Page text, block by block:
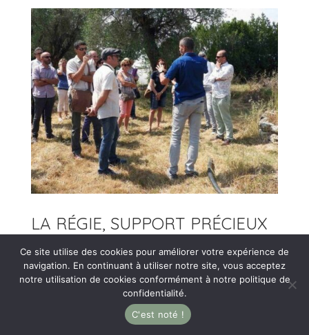
LA RÉGIE, SUPPORT PRÉCIEUX
POUR TRANSMETTRE LES
VALEURS ET LES PRATIQUES
Régulièrement, les scolaires sont invités à
découvrir les cultures de la régie, où ils
participent parfois aux récoltes et ont droit à
Ce site utilise des cookies pour améliorer votre expérience de
navigation. En continuant à utiliser notre site, vous acceptez
notre utilisation de cookies conformément à notre politique de
confidentialité.
C'est noté !